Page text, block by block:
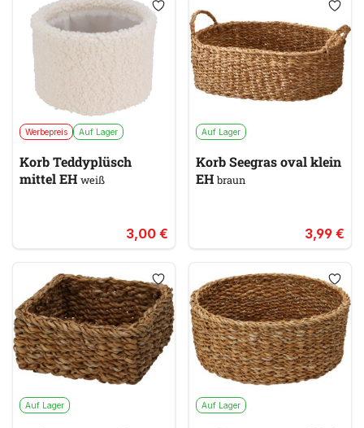
Werbepreis Auf Lager
Korb Teddyplüsch
mittel EH weiß
3,00 €
Auf Lager
Korb Seegras oval klein
EH braun
3,99 €
Auf Lager Auf Lager